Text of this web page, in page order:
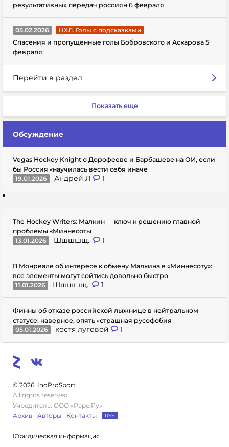
результативных передач россиян 6 февраля
05.02.2026
НХЛ. Голы с подсказками
Спасения и пропущенные голы Бобровского и Аскарова 5
февраля
Перейти в раздел
Показать еще
Обсуждение
Vegas Hockey Knight о Дорофееве и Барбашеве на ОИ, если
бы Россия «научилась вести себя иначе
19.01.2026
Андрей Л 1
The Hockey Writers: Малкин — ключ к решению главной
проблемы «Миннесоты
13.01.2026
Шшшшщ.. 1
В Монреале об интересе к обмену Малкина в «Миннесоту»:
все элементы могут сойтись довольно быстро
11.01.2026
Шшшшщ.. 1
Финны об отказе российской лыжнице в нейтральном
статусе: наверное, опять «страшная русофобия
05.01.2026
костя луговой 1
© 2026. InoProSport
All rights reserved.
Учредитель: ООО «Раре.Ру»
Архив
Авторы Контакты RSS
Юридическая информация